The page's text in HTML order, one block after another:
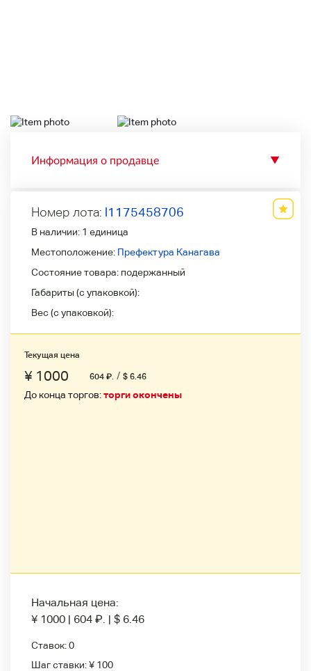
Информация о продавце ▼
Номер лота: l1175458706
В наличии: 1 единица
Местоположение: Префектура Канагава
Состояние товара: подержанный
Габариты (с упаковкой):
Вес (с упаковкой):
Текущая цена
¥ 1000 604 ₽. / $ 6.46
До конца торгов:торги окончены
Начальная цена:
¥ 1000 | 604 ₽. | $ 6.46
Ставок:0
Шаг ставки:¥ 100